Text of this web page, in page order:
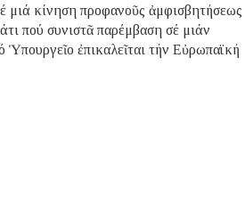
μιά κίνηση προφανοῦς ἀμφισβητήσεως
πού συνιστᾶ παρέμβαση σέ μιάν
ἐπικαλεῖται τήν Εὐρωπαϊκή